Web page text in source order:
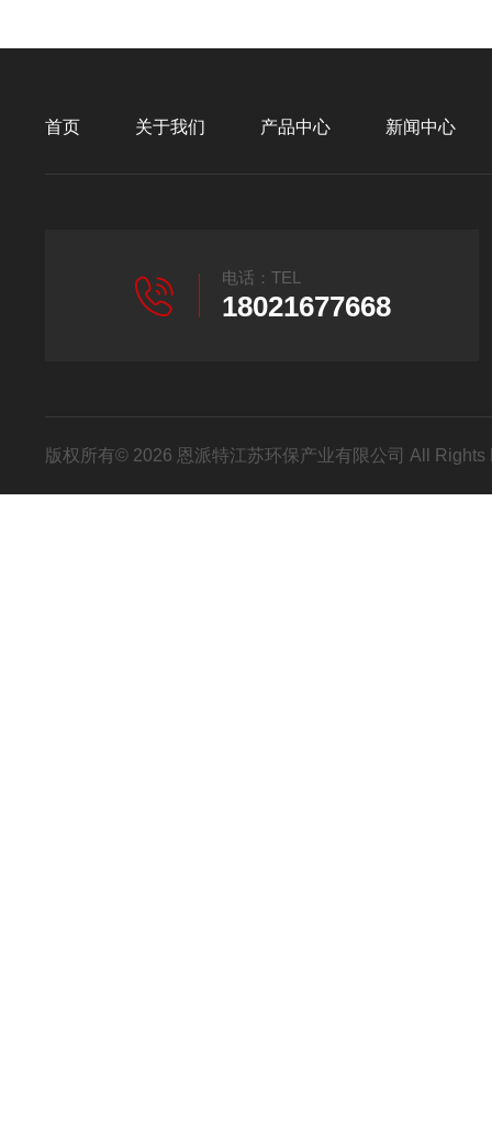
首页 关于我们 产品中心 新闻中心
电话：TEL
18021677668
版权所有© 2026 恩派特江苏环保产业有限公司 All